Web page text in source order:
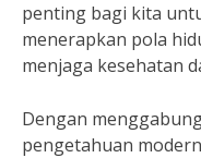
penting bagi kita
menerapkan pola
menjaga kesehatan
Dengan
pengetahuan